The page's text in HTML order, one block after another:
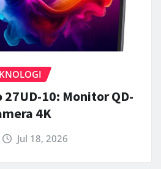
27UD-10: Monitor QD-
4K
Jul 18, 2026